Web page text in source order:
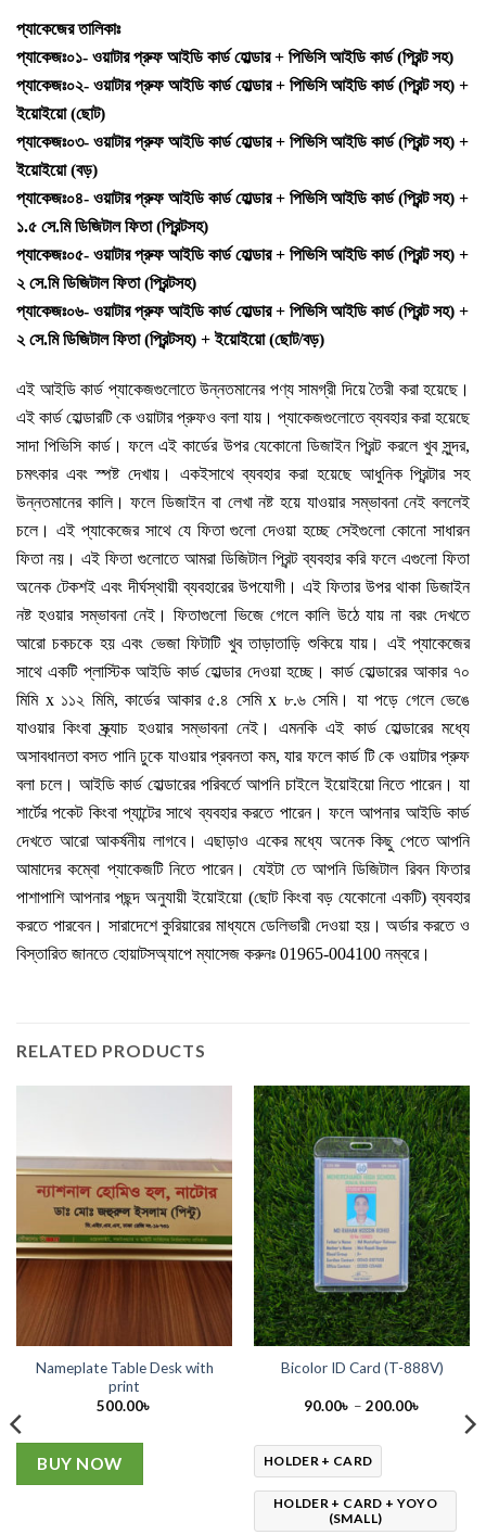
প্যাকেজের তালিকাঃ
প্যাকেজঃ০১- ওয়াটার প্রুফ আইডি কার্ড হোল্ডার + পিভিসি আইডি কার্ড (প্রিন্ট সহ)
প্যাকেজঃ০২- ওয়াটার প্রুফ আইডি কার্ড হোল্ডার + পিভিসি আইডি কার্ড (প্রিন্ট সহ) +
ইয়োইয়ো (ছোট)
প্যাকেজঃ০৩- ওয়াটার প্রুফ আইডি কার্ড হোল্ডার + পিভিসি আইডি কার্ড (প্রিন্ট সহ) +
ইয়োইয়ো (বড়)
প্যাকেজঃ০৪- ওয়াটার প্রুফ আইডি কার্ড হোল্ডার + পিভিসি আইডি কার্ড (প্রিন্ট সহ) +
১.৫ সে.মি ডিজিটাল ফিতা (প্রিন্টসহ)
প্যাকেজঃ০৫- ওয়াটার প্রুফ আইডি কার্ড হোল্ডার + পিভিসি আইডি কার্ড (প্রিন্ট সহ) +
২ সে.মি ডিজিটাল ফিতা (প্রিন্টসহ)
প্যাকেজঃ০৬- ওয়াটার প্রুফ আইডি কার্ড হোল্ডার + পিভিসি আইডি কার্ড (প্রিন্ট সহ) +
২ সে.মি ডিজিটাল ফিতা (প্রিন্টসহ) + ইয়োইয়ো (ছোট/বড়)
এই আইডি কার্ড প্যাকেজগুলোতে উন্নতমানের পণ্য সামগ্রী দিয়ে তৈরী করা হয়েছে।
এই কার্ড হোল্ডারটি কে ওয়াটার প্রুফও বলা যায়। প্যাকেজগুলোতে ব্যবহার করা হয়েছে
সাদা পিভিসি কার্ড। ফলে এই কার্ডের উপর যেকোনো ডিজাইন প্রিন্ট করলে খুব সুন্দর,
চমৎকার এবং স্পষ্ট দেখায়। একইসাথে ব্যবহার করা হয়েছে আধুনিক প্রিন্টার সহ
উন্নতমানের কালি। ফলে ডিজাইন বা লেখা নষ্ট হয়ে যাওয়ার সম্ভাবনা নেই বললেই
চলে। এই প্যাকেজের সাথে যে ফিতা গুলো দেওয়া হচ্ছে সেইগুলো কোনো সাধারন
ফিতা নয়। এই ফিতা গুলোতে আমরা ডিজিটাল প্রিন্ট ব্যবহার করি ফলে এগুলো ফিতা
অনেক টেকশই এবং দীর্ঘস্থায়ী ব্যবহারের উপযোগী। এই ফিতার উপর থাকা ডিজাইন
নষ্ট হওয়ার সম্ভাবনা নেই। ফিতাগুলো ভিজে গেলে কালি উঠে যায় না বরং দেখতে
আরো চকচকে হয় এবং ভেজা ফিটাটি খুব তাড়াতাড়ি শুকিয়ে যায়। এই প্যাকেজের
সাথে একটি প্লাস্টিক আইডি কার্ড হোল্ডার দেওয়া হচ্ছে। কার্ড হোল্ডারের আকার ৭০
মিমি x ১১২ মিমি, কার্ডের আকার ৫.৪ সেমি x ৮.৬ সেমি। যা পড়ে গেলে ভেঙে
যাওয়ার কিংবা স্ক্র্যাচ হওয়ার সম্ভাবনা নেই। এমনকি এই কার্ড হোল্ডারের মধ্যে
অসাবধানতা বসত পানি ঢুকে যাওয়ার প্রবনতা কম, যার ফলে কার্ড টি কে ওয়াটার প্রুফ
বলা চলে। আইডি কার্ড হোল্ডারের পরিবর্তে আপনি চাইলে ইয়োইয়ো নিতে পারেন। যা
শার্টের পকেট কিংবা প্যান্টের সাথে ব্যবহার করতে পারেন। ফলে আপনার আইডি কার্ড
দেখতে আরো আকর্ষনীয় লাগবে। এছাড়াও একের মধ্যে অনেক কিছু পেতে আপনি
আমাদের কম্বো প্যাকেজটি নিতে পারেন। যেইটা তে আপনি ডিজিটাল রিবন ফিতার
পাশাপাশি আপনার পছন্দ অনুযায়ী ইয়োইয়ো (ছোট কিংবা বড় যেকোনো একটি) ব্যবহার
করতে পারবেন। সারাদেশে কুরিয়ারের মাধ্যমে ডেলিভারী দেওয়া হয়। অর্ডার করতে ও
বিস্তারিত জানতে হোয়াটসঅ্যাপে ম্যাসেজ করুনঃ 01965-004100 নম্বরে।
RELATED PRODUCTS
Nameplate Table Desk with
print
500.00৳
BUY NOW
Bicolor ID Card (T-888V)
90.00৳ – 200.00৳
90.00৳
HOLDER + CARD
HOLDER + CARD + YOYO
(SMALL)